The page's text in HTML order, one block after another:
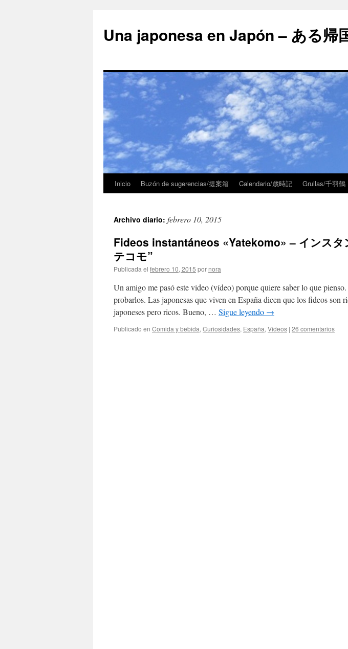
Una japonesa en Japón – ある帰
Inicio Buzón de sugerencias/提案箱 Calendario/歳時記 Grullas/千羽鶴
Archivo diario: febrero 10, 2015
Fideos instantáneos «Yatekomo» – インスタ
テコモ”
Publicada el febrero 10, 2015 por nora
Un amigo me pasó este video (vídeo) porque quiere saber lo que
probarlos. Las japonesas que viven en España dicen que los fideos son
japoneses pero ricos. Bueno, … Sigue leyendo →
Publicado en Comida y bebida, Curiosidades, España, Videos | 26 comentarios